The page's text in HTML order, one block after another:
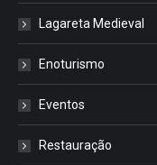
Lagareta Medieval
Enoturismo
Eventos
Restauração